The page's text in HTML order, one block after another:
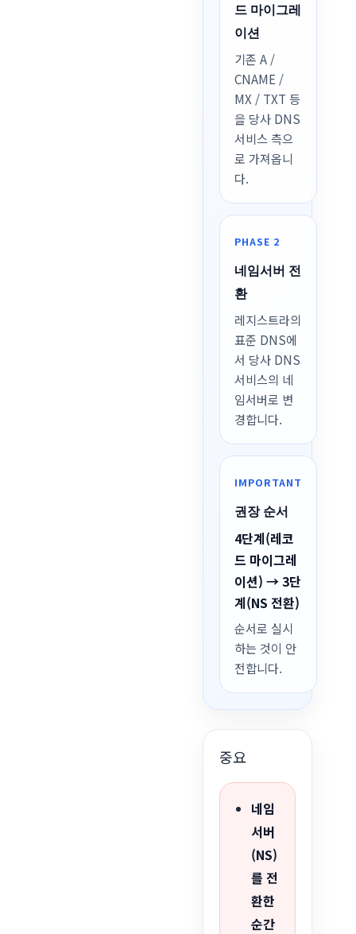
드 마이그레
이션
기존 A /
CNAME /
MX / TXT 등
을 당사 DNS
서비스 측으
로 가져옵니
다.
PHASE 2
네임서버 전
환
레지스트라의
표준 DNS에
서 당사 DNS
서비스의 네
임서버로 변
경합니다.
IMPORTANT
권장 순서
4단계(레코
드 마이그레
이션) → 3단
계(NS 전환)
순서로 실시
하는 것이 안
전합니다.
중요
네임
서버
(NS)
를 전
환한
순간